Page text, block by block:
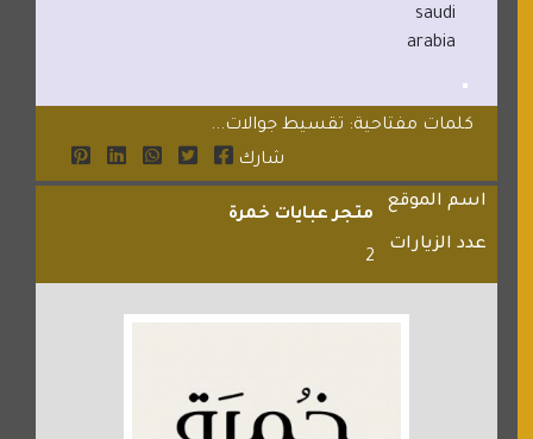
saudi
arabia
كلمات مفتاحية: تقسيط جوالات...
شارك
اسم الموقع
متجر عبايات خمرة
عدد الزيارات
2